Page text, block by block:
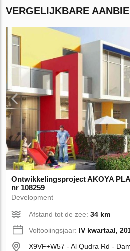
VERGELIJKBARE
Ontwikkelingsproject AKOYA
nr 108259
Development
Afstand tot de zee:34 km
Voltooiingsjaar: IV kwartaal,
X9VF+W57 - Al Qudra Rd -